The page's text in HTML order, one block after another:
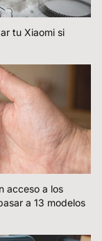
tu Xiaomi si
acceso a los
a 13 modelos